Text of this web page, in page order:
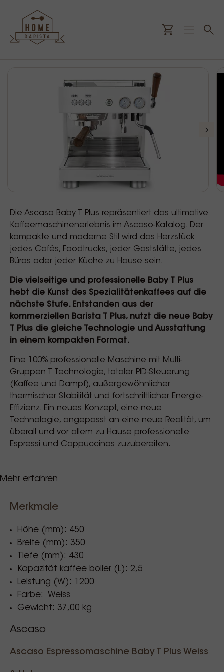
Die Ascaso Baby T Plus repräsentiert das ultimative
Kaffeemaschinenerlebnis im Ascaso-Katalog. Der
kompakte und moderne Stil wird das Herzstück
jedes Cafés, Foodtrucks, jeder Gaststätte, jedes
Büros oder jeder Küche zu Hause sein.
Die vielseitige und professionelle Baby T Plus
hebt die Kunst des Spezialitätenkaffees auf die
nächste Stufe. Entstanden aus der
kommerziellen Barista T Plus, nutzt die neue Baby
T Plus die gleiche Technologie und Ausstattung
in einem kompakten Format.
Eine 100% professionelle Maschine mit Multi-
Gruppen T Technologie, totaler PID-Steuerung
(Kaffee und Dampf), außergewöhnlicher
thermischer Stabilität und fortschrittlicher Energie-
Effizienz. Ein neues Konzept, eine neue
Technologie, angepasst an eine neue Realität, um
überall und vor allem zu Hause professionelle
Espressi und Cappuccinos zuzubereiten.
T-Technology
Hohe professionelle Leistung: Garantierte
Intervallbetrieb). Hohe Dampfproduktion (separater,
großvolumiger Kessel).
Sauberer Kaffee
Minimale Metallmigration in das Getränk durch den
Einsatz von Edelstahl. Entspricht der europäischen
Vermeidung der Verwendung von stehendem,
Kaffeezubereitung. Das Wasser für jeden Kaffee
kommt direkt aus der Hauptversorgung und bringt
Mehr erfahren
Merkmale
Höhe (mm): 450
Breite (mm): 350
Tiefe (mm): 430
Kapazität kaffee boiler (L): 2,5
Leistung (W): 1200
Farbe: Weiss
Gewicht: 37,00 kg
Ascaso
Ascaso Espressomaschine Baby T Plus Weiss